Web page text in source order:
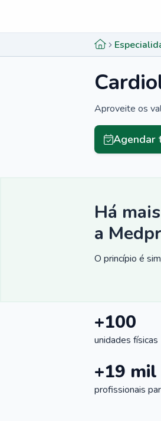
Aproveite os
Agendar
Há
a
O princípio é
+100
unidades físicas
+19 mil
profissionais